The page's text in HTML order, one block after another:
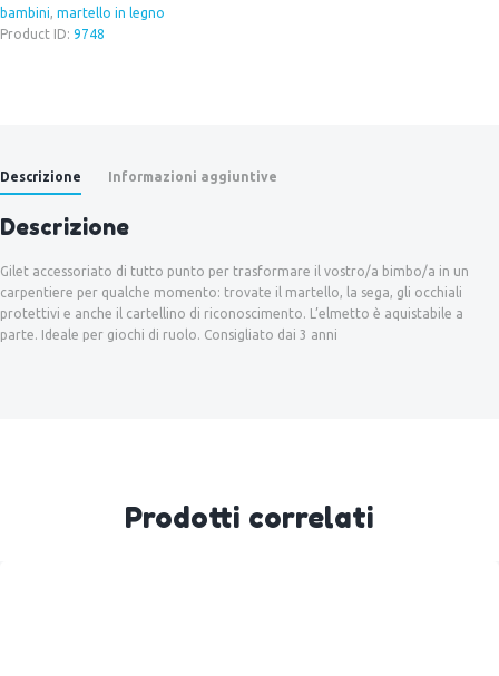
bambini martello in legno
Product ID: 9748
Descrizione Informazioni aggiuntive
Descrizione
Gilet accessoriato di tutto punto per trasformare il vostro/a bimbo/a in un
carpentiere per qualche momento: trovate il martello, la sega, gli occhiali
protettivi e anche il cartellino di riconoscimento. L’elmetto è aquistabile a
parte. Ideale per giochi di ruolo. Consigliato dai 3 anni
Prodotti correlati